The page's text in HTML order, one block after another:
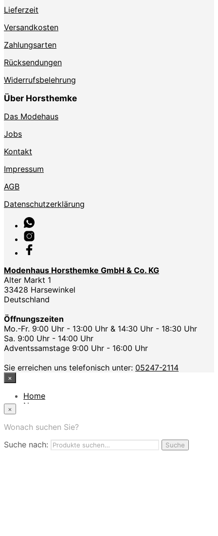
Lieferzeit
Versandkosten
Zahlungsarten
Rücksendungen
Widerrufsbelehrung
Über Horsthemke
Das Modehaus
Jobs
Kontakt
Impressum
AGB
Datenschutzerklärung
Modenhaus Horsthemke GmbH & Co. KG
Alter Markt 1
33428 Harsewinkel
Deutschland
Öffnungszeiten
Mo.-Fr. 9:00 Uhr - 13:00 Uhr & 14:30 Uhr - 18:30 Uhr
Sa. 9:00 Uhr - 14:00 Uhr
Adventssamstage 9:00 Uhr - 16:00 Uhr
Sie erreichen uns telefonisch unter: 05247-2114
×
Home
News
App
Nutzungbedingungen
×
Wonach suchen Sie?
Suche nach:
Suche